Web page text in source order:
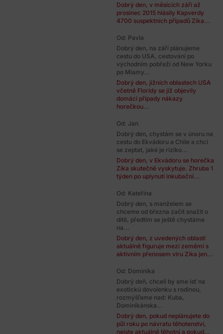
Dobrý den, v měsících září až
prosinec 2015 hlásily Kapverdy
4700 suspektních případů Zika...
Od: Pavla
Dobrý den, na září plánujeme
cestu do USA, cestování po
východním pobřeží od New Yorku
po Miamy...
Dobrý den, jižních oblastech USA
včetně Floridy se již objevily
domácí případy nákazy
horečkou...
Od: Jan
Dobrý den, chystám se v únoru na
cestu do Ekvádoru a Chile a chci
se zeptat, jaké je riziko...
Dobrý den, v Ekvádoru se horečka
Zika skutečně vyskytuje. Zhruba 1
týden po uplynutí inkubační...
Od: Kateřina
Dobrý den, s manželem se
chceme od března začít snažit o
dítě, předtím se ještě chystáme
na...
Dobrý den, z uvedených oblastí
aktuálně figuruje mezi zeměmi s
aktivním přenosem viru Zika jen...
Od: Dominika
Dobrý deň, chceli by sme ísť na
exotickú dovolenku s rodinou,
rozmýšľame nad: Kuba,
Dominikánska...
Dobrý den, pokud neplánujete do
půl roku po návratu těhotenství,
nejste aktuálně těhotní a pokud...